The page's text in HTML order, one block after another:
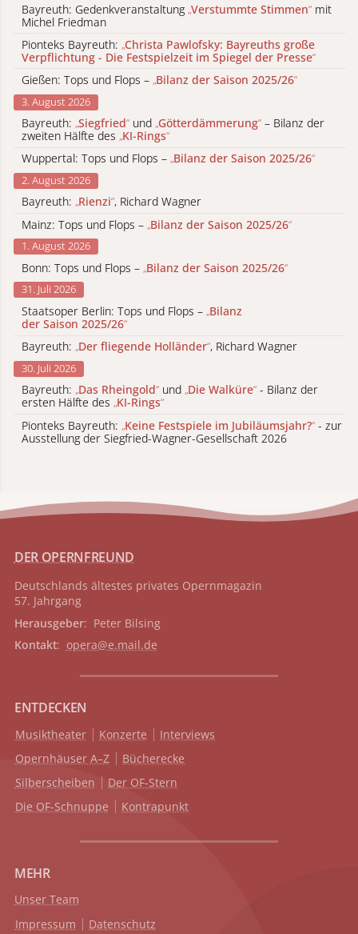
Bayreuth: Gedenkveranstaltung „Verstummte Stimmen“ mit
Michel Friedman
Pionteks Bayreuth: „Christa Pawlofsky: Bayreuths große
Verpflichtung - Die Festspielzeit im Spiegel der Presse“
Gießen: Tops und Flops – „Bilanz der Saison 2025/26“
3. August 2026
Bayreuth: „Siegfried“ und „Götterdämmerung“ – Bilanz der
zweiten Hälfte des „KI-Rings“
Wuppertal: Tops und Flops – „Bilanz der Saison 2025/26“
2. August 2026
Bayreuth: „Rienzi“, Richard Wagner
Mainz: Tops und Flops – „Bilanz der Saison 2025/26“
1. August 2026
Bonn: Tops und Flops – „Bilanz der Saison 2025/26“
31. Juli 2026
Staatsoper Berlin: Tops und Flops – „Bilanz
der Saison 2025/26“
Bayreuth: „Der fliegende Holländer“, Richard Wagner
30. Juli 2026
Bayreuth: „Das Rheingold“ und „Die Walküre“ - Bilanz der
ersten Hälfte des „KI-Rings“
Pionteks Bayreuth: „Keine Festspiele im Jubiläumsjahr?“ - zur
Ausstellung der Siegfried-Wagner-Gesellschaft 2026
DER OPERNFREUND
Deutschlands ältestes privates Opernmagazin
57. Jahrgang
Herausgeber: Peter Bilsing
Kontakt: opera@e.mail.de
ENTDECKEN
Musiktheater Konzerte
Interviews
Opernhäuser A–Z
Bücherecke
Silberscheiben
Der OF-Stern
Die OF-Schnuppe
Kontrapunkt
MEHR
Unser Team
Impressum
Datenschutz